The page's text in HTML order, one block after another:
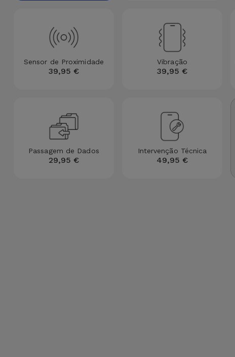
tudo
e Colunas
Smartwatches
e Braceletes
Telemóvel
Gadgets
Sensor de Proximidade
39,95 €
Vibração
39,95 €
Passagem de Dados
29,95 €
Intervenção Técnica
49,95 €